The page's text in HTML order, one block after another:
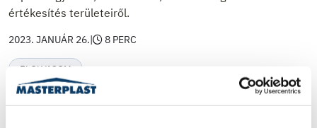
értékesítés területeiről.
2023. JANUÁR 26.| 8 PERC
ELOLVASOM